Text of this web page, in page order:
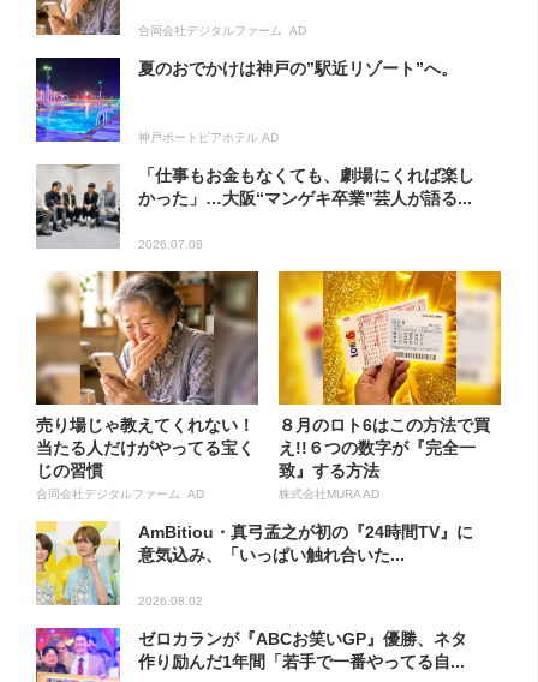
合同会社デジタルファーム AD
夏のおでかけは神戸の”駅近リゾート”へ。
神戸ポートピアホテル AD
「仕事もお金もなくても、劇場にくれば楽し
かった」…大阪“マンゲキ卒業”芸人が語る...
2026.07.08
売り場じゃ教えてくれない！
当たる人だけがやってる宝く
じの習慣
合同会社デジタルファーム AD
８月のロト6はこの方法で買
え!!６つの数字が『完全一
致』する方法
株式会社MURA AD
AmBitiou・真弓孟之が初の『24時間TV』に
意気込み、「いっぱい触れ合いた...
2026.08.02
ゼロカランが『ABCお笑いGP』優勝、ネタ
作り励んだ1年間「若手で一番やってる自...